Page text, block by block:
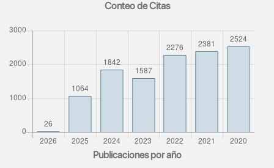
Conteo de Citas
Publicaciones por año